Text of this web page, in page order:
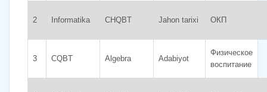
2 Informatika CHQBT Jahon tarixi ОКП
3 CQBT Algebra Adabiyot
Физическое
воспитание